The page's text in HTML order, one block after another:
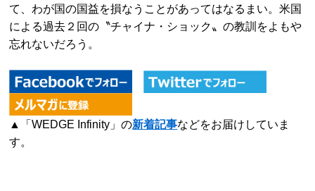
て、わが国の国益を損なうことがあってはなるまい。米国
による過去２回の〝チャイナ・ショック〟の教訓をよもや
忘れないだろう。
▲「WEDGE Infinity」の新着記事などをお届けしていま
す。